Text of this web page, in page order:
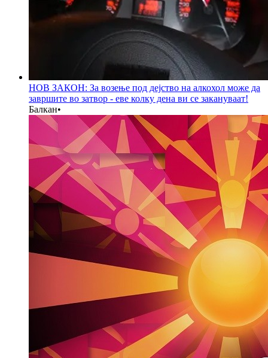
НОВ ЗАКОН: За возење под дејство на алкохол може да
завршите во затвор - еве колку дена ви се закануваат!
Балкан•